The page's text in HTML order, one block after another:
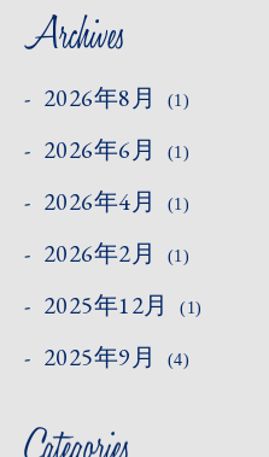
2026年8月 (1)
2026年6月 (1)
2026年4月 (1)
2026年2月 (1)
2025年12月 (1)
2025年9月 (4)